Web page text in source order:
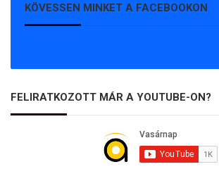
KÖVESSEN MINKET A FACEBOOKON
FELIRATKOZOTT MÁR A YOUTUBE-ON?